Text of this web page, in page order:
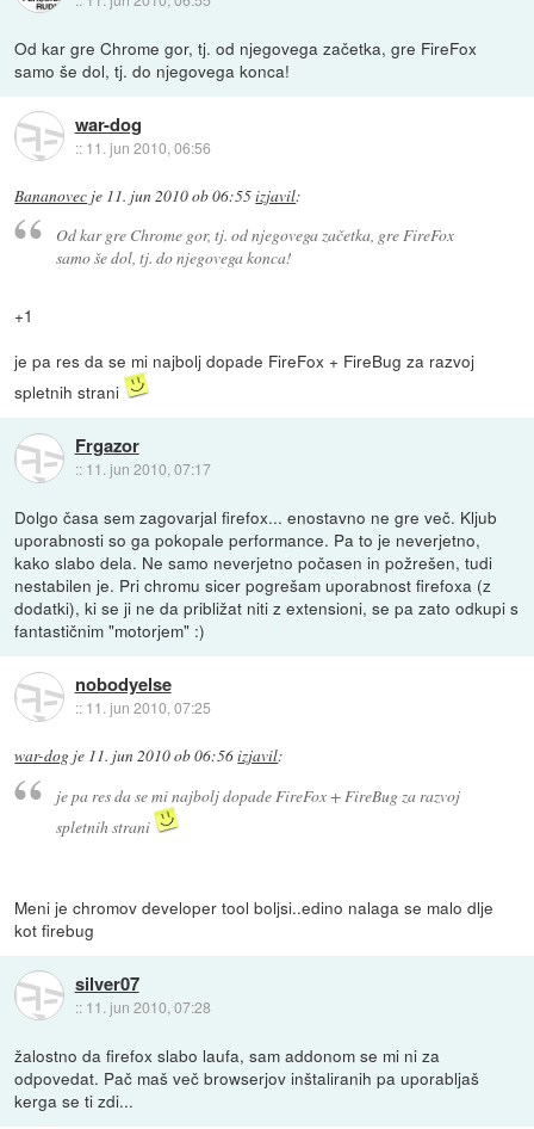
Od kar gre Chrome gor, tj. od njegovega začetka, gre FireFox
samo še dol, tj. do njegovega konca!
war-dog
:: 11. jun 2010, 06:56
Bananovec je 11. jun 2010 ob 06:55izjavil:
Od kar gre Chrome gor, tj. od njegovega začetka, gre FireFox
samo še dol, tj. do njegovega konca!
+1
je pa res da se mi najbolj dopade FireFox + FireBug za razvoj
spletnih strani
Frgazor
:: 11. jun 2010, 07:17
Dolgo časa sem zagovarjal firefox... enostavno ne gre več. Kljub
uporabnosti so ga pokopale performance. Pa to je neverjetno,
kako slabo dela. Ne samo neverjetno počasen in požrešen, tudi
nestabilen je. Pri chromu sicer pogrešam uporabnost firefoxa (z
dodatki), ki se ji ne da približat niti z extensioni, se pa zato odkupi s
fantastičnim "motorjem" :)
nobodyelse
:: 11. jun 2010, 07:25
war-dog je 11. jun 2010 ob 06:56izjavil:
je pa res da se mi najbolj dopade FireFox + FireBug za razvoj
spletnih strani
Meni je chromov developer tool boljsi..edino nalaga se malo dlje
kot firebug
silver07
:: 11. jun 2010, 07:28
žalostno da firefox slabo laufa, sam addonom se mi ni za
odpovedat. Pač maš več browserjov inštaliranih pa uporabljaš
kerga se ti zdi...